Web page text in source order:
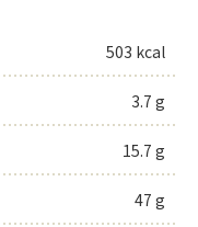
503 kcal
3.7 g
15.7 g
47 g